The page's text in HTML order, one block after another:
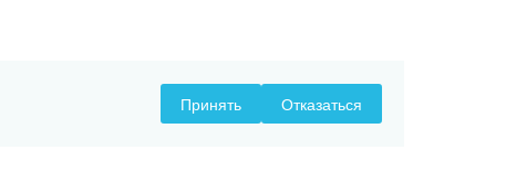
Принять Отказаться